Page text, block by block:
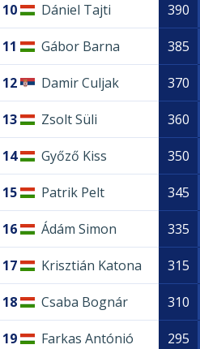
10 Dániel Tajti 390
11 Gábor Barna 385
12 Damir Culjak 370
13 Zsolt Süli 360
14 Győző Kiss 350
15 Patrik Pelt 345
16 Ádám Simon 335
17 Krisztián Katona 315
18 Csaba Bognár 310
19 Farkas Antónió 295